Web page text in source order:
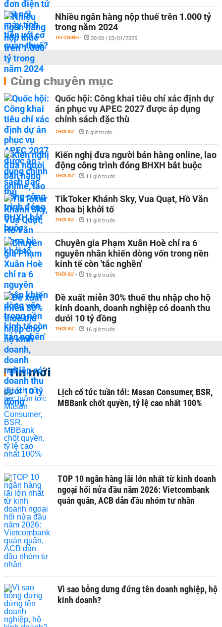
Nhiều ngân hàng nộp thuế trên 1.000 tỷ
trong năm 2024
TÀI CHÍNH - 20:00 | 03/01/2025
Cùng chuyên mục
Quốc hội: Công khai tiêu chí xác định dự
án phục vụ APEC 2027 được áp dụng
chính sách đặc thù
THỜI SỰ - 8 giờ trước
Kiến nghị đưa người bán hàng online, lao
động công trình đóng BHXH bắt buộc
THỜI SỰ - 11 giờ trước
TikToker Khánh Sky, Vua Quạt, Hồ Văn
Khoa bị khởi tố
THỜI SỰ - 11 giờ trước
Chuyên gia Phạm Xuân Hoè chỉ ra 6
nguyên nhân khiến dòng vốn trong nền
kinh tế còn 'tắc nghẽn'
THỜI SỰ - 15 giờ trước
Đề xuất miễn 30% thuế thu nhập cho hộ
kinh doanh, doanh nghiệp có doanh thu
dưới 10 tỷ đồng
THỜI SỰ - 16 giờ trước
Tin mới
Lịch cổ tức tuần tới: Masan Consumer, BSR,
MBBank chốt quyền, tỷ lệ cao nhất 100%
TOP 10 ngân hàng lãi lớn nhất từ kinh doanh
ngoại hối nửa đầu năm 2026: Vietcombank
quán quân, ACB dẫn đầu nhóm tư nhân
Vì sao bỗng dưng đứng tên doanh nghiệp, hộ
kinh doanh?